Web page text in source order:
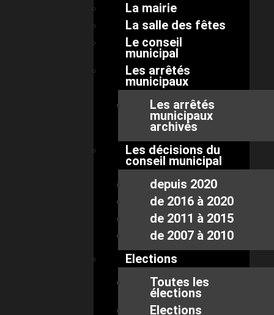
La mairie
La salle des fêtes
Le conseil
municipal
Les arrêtés
municipaux
Les arrêtés
municipaux
archivés
Les décisions du
conseil municipal
depuis 2020
de 2016 à 2020
de 2011 à 2015
de 2007 à 2010
Elections
Toutes les
élections
Elections